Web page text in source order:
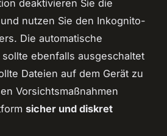
deaktivieren Sie die
nutzen Sie den Inkognito-
Die automatische
ebenfalls ausgeschaltet
Dateien auf dem Gerät zu
Vorsichtsmaßnahmen
sicher und diskret